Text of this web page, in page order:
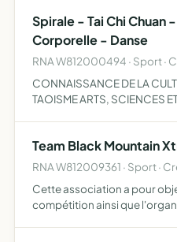
sauvag…
Spirale - Tai Chi Chuan
Corporelle - Danse
RNA W812000494 · Sport ·
CONNAISSANCE DE LA
TAOISME ARTS, SCIENCES
EXPRESSION CORPORELLE,
Team Black Mountain
RNA W812009361 · Sport ·
Cette association a pour
compétition ainsi que